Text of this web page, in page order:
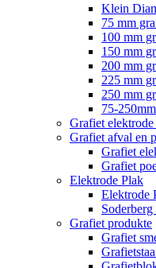
Klein
75 mm
100 mm
150 mm
200 mm
225 mm
250 mm
75-
Grafiet elektrode
Grafiet afval en
Grafiet
Grafiet
Elektrode Plak
Elektrode
Grafiet produkte
Grafiet